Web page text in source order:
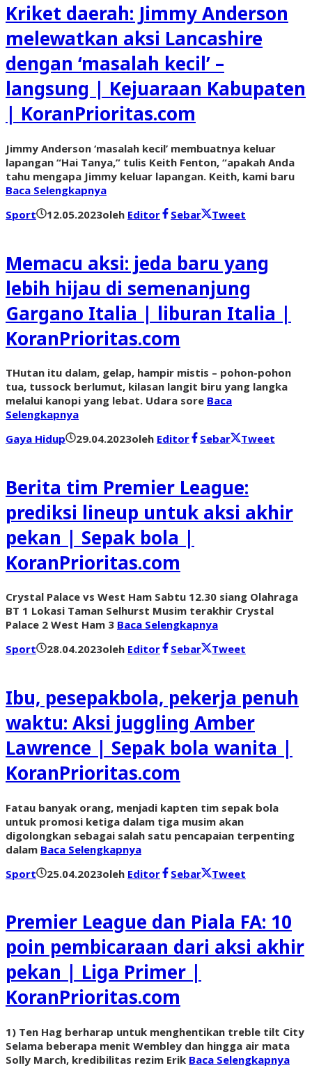
Kriket daerah: Jimmy Anderson
melewatkan aksi Lancashire
dengan ‘masalah kecil’ –
langsung | Kejuaraan Kabupaten
| KoranPrioritas.com
Jimmy Anderson ‘masalah kecil’ membuatnya keluar
lapangan “Hai Tanya,” tulis Keith Fenton, “apakah Anda
tahu mengapa Jimmy keluar lapangan. Keith, kami baru
Baca Selengkapnya
Sport
12.05.2023oleh Editor Sebar Tweet
Memacu aksi: jeda baru yang
lebih hijau di semenanjung
Gargano Italia | liburan Italia |
KoranPrioritas.com
THutan itu dalam, gelap, hampir mistis – pohon-pohon
tua, tussock berlumut, kilasan langit biru yang langka
melalui kanopi yang lebat. Udara sore Baca
Selengkapnya
Gaya Hidup
29.04.2023oleh Editor Sebar Tweet
Berita tim Premier League:
prediksi lineup untuk aksi akhir
pekan | Sepak bola |
KoranPrioritas.com
Crystal Palace vs West Ham Sabtu 12.30 siang Olahraga
BT 1 Lokasi Taman Selhurst Musim terakhir Crystal
Palace 2 West Ham 3 Baca Selengkapnya
Sport
28.04.2023oleh Editor Sebar Tweet
Ibu, pesepakbola, pekerja penuh
waktu: Aksi juggling Amber
Lawrence | Sepak bola wanita |
KoranPrioritas.com
Fatau banyak orang, menjadi kapten tim sepak bola
untuk promosi ketiga dalam tiga musim akan
digolongkan sebagai salah satu pencapaian terpenting
dalam Baca Selengkapnya
Sport
25.04.2023oleh Editor Sebar Tweet
Premier League dan Piala FA: 10
poin pembicaraan dari aksi akhir
pekan | Liga Primer |
KoranPrioritas.com
1) Ten Hag berharap untuk menghentikan treble tilt City
Selama beberapa menit Wembley dan hingga air mata
Solly March, kredibilitas rezim Erik Baca Selengkapnya